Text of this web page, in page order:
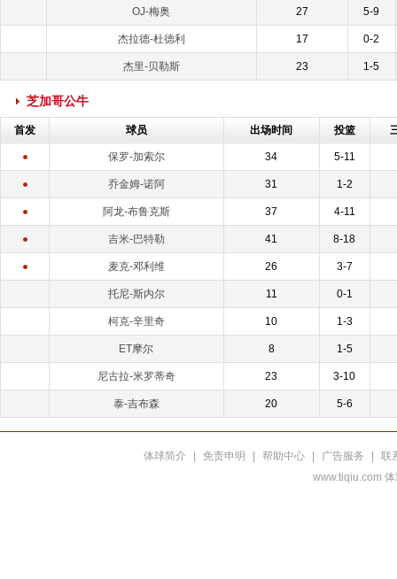
OJ-梅奥 27 5-9
杰拉德-杜德利 17 0-2
杰里-贝勒斯 23 1-5
芝加哥公牛
首发 球员 出场时间 投篮
保罗-加索尔 34 5-11
乔金姆-诺阿 31 1-2
阿龙-布鲁克斯 37 4-11
吉米-巴特勒 41 8-18
麦克-邓利维 26 3-7
托尼-斯内尔 11 0-1
柯克-辛里奇 10 1-3
ET摩尔 8 1-5
尼古拉-米罗蒂奇 23 3-10
泰-吉布森 20 5-6
体球简介 免责申明 帮助中心 广告服务
联
www.tiqiu.com